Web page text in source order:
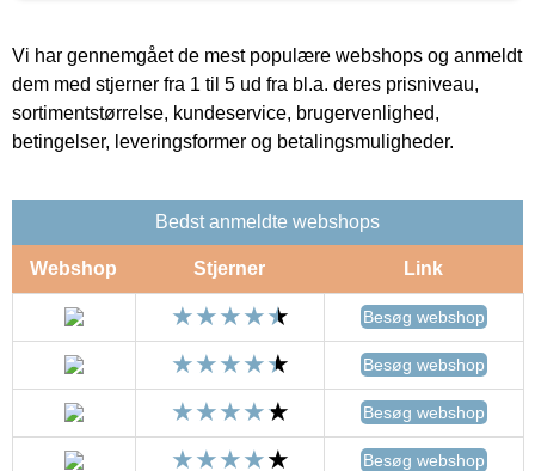
Vi har gennemgået de mest populære webshops og anmeldt
dem med stjerner fra 1 til 5 ud fra bl.a. deres prisniveau,
sortimentstørrelse, kundeservice, brugervenlighed,
betingelser, leveringsformer og betalingsmuligheder.
Bedst anmeldte webshops
Webshop Stjerner Link
Besøg webshop
Besøg webshop
Besøg webshop
Besøg webshop